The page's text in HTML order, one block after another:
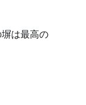
は最高の